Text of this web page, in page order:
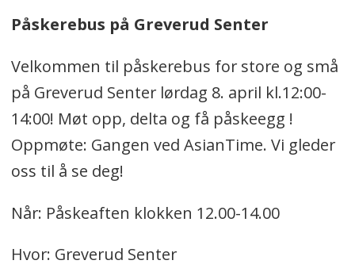
Påskerebus på Greverud Senter
Velkommen til påskerebus for store og små
på Greverud Senter lørdag 8. april kl.12:00-
14:00! Møt opp, delta og få påskeegg !
Oppmøte: Gangen ved AsianTime⁠. Vi gleder
oss til å se deg!
Når: Påskeaften klokken 12.00-14.00
Hvor: Greverud Senter